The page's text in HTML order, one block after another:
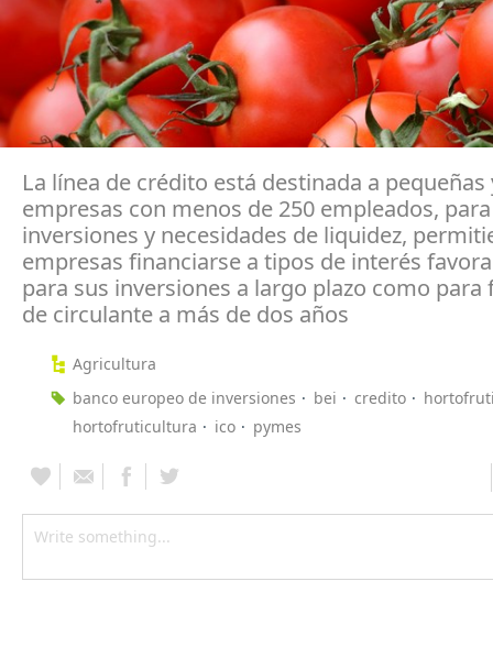
La línea de crédito está destinada a
empresas con menos de 250 empleados,
inversiones y necesidades de liquidez,
empresas financiarse a tipos de interés
para sus inversiones a largo plazo como para
de circulante a más de dos años
Agricultura
banco europeo de inversiones
bei credito
hortofruticultura
ico pymes